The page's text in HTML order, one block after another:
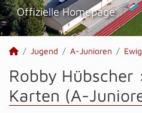
Offizielle Homepage
Jugend A-Junioren
Robby Hübscher
Karten (A-